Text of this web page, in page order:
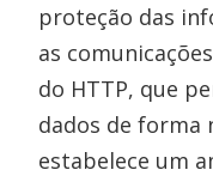
proteção das
as
do HTTP, que
dados de forma
estabelece um